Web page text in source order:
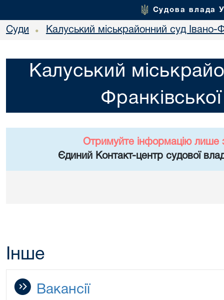
Судова влада
Суди • Калуський міськрайонний суд Івано-
Калуський
Отримуйте інформацію лише
Єдиний Контакт-центр судової
Інше
Вакансії